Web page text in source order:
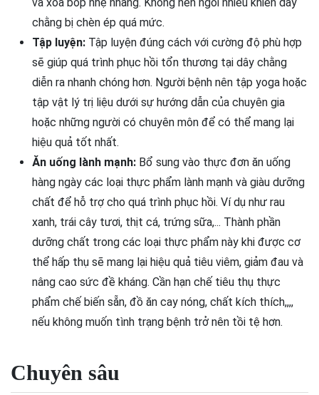
chằng bị chèn ép quá mức.
Tập luyện: Tập luyện đúng cách với cường độ phù hợp
sẽ giúp quá trình phục hồi tổn thương tại dây chằng
diễn ra nhanh chóng hơn. Người bệnh nên tập yoga hoặc
tập vật lý trị liệu dưới sự hướng dẫn của chuyên gia
hoặc những người có chuyên môn để có thể mang lại
hiệu quả tốt nhất.
Ăn uống lành mạnh: Bổ sung vào thực đơn ăn uống
hàng ngày các loại thực phẩm lành mạnh và giàu dưỡng
chất để hỗ trợ cho quá trình phục hồi. Ví dụ như rau
xanh, trái cây tươi, thịt cá, trứng sữa,... Thành phần
dưỡng chất trong các loại thực phẩm này khi được cơ
thể hấp thụ sẽ mang lại hiệu quả tiêu viêm, giảm đau và
nâng cao sức đề kháng. Cần hạn chế tiêu thụ thực
phẩm chế biến sẵn, đồ ăn cay nóng, chất kích thích,,,,
nếu không muốn tình trạng bệnh trở nên tồi tệ hơn.
Chuyên sâu